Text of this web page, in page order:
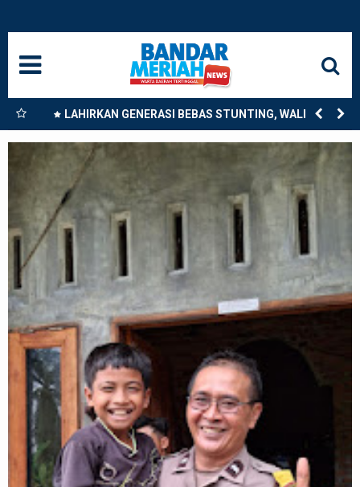
LAHIRKAN GENERASI BEBAS STUNTING, WALI KOTA
TEBING TINGGI DORONG OPTIMALISASI SP3 CATIN
NASIONAL
SUMUT
MEDAN
LANGKAT
ACEH
BISNIS
EDUKASI
ADVETORIAL
REDAKSI